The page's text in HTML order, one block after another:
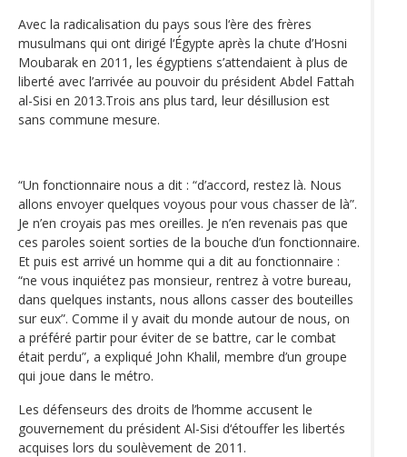
Avec la radicalisation du pays sous l‘ère des frères
musulmans qui ont dirigé l‘Égypte après la chute d’Hosni
Moubarak en 2011, les égyptiens s’attendaient à plus de
liberté avec l’arrivée au pouvoir du président Abdel Fattah
al-Sisi en 2013.Trois ans plus tard, leur désillusion est
sans commune mesure.
“Un fonctionnaire nous a dit : “d’accord, restez là. Nous
allons envoyer quelques voyous pour vous chasser de là”.
Je n’en croyais pas mes oreilles. Je n’en revenais pas que
ces paroles soient sorties de la bouche d’un fonctionnaire.
Et puis est arrivé un homme qui a dit au fonctionnaire :
“ne vous inquiétez pas monsieur, rentrez à votre bureau,
dans quelques instants, nous allons casser des bouteilles
sur eux”. Comme il y avait du monde autour de nous, on
a préféré partir pour éviter de se battre, car le combat
était perdu”, a expliqué John Khalil, membre d’un groupe
qui joue dans le métro.
Les défenseurs des droits de l’homme accusent le
gouvernement du président Al-Sisi d‘étouffer les libertés
acquises lors du soulèvement de 2011.